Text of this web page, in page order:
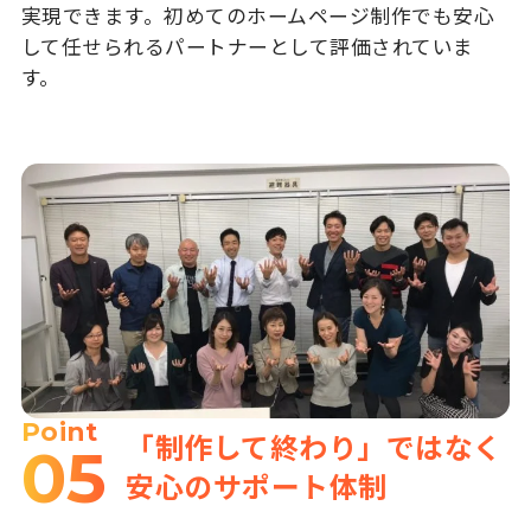
実現できます。初めてのホームページ制作でも安心
して任せられるパートナーとして評価されていま
す。
Point
05
「制作して終わり」ではなく
安心のサポート体制